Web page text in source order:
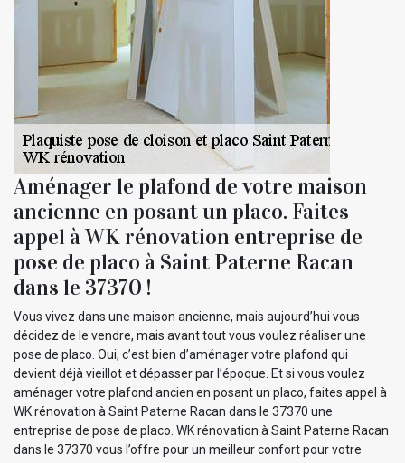
Aménager le plafond de votre maison
ancienne en posant un placo. Faites
appel à WK rénovation entreprise de
pose de placo à Saint Paterne Racan
dans le 37370 !
Vous vivez dans une maison ancienne, mais aujourd’hui vous
décidez de le vendre, mais avant tout vous voulez réaliser une
pose de placo. Oui, c’est bien d’aménager votre plafond qui
devient déjà vieillot et dépasser par l’époque. Et si vous voulez
aménager votre plafond ancien en posant un placo, faites appel à
WK rénovation à Saint Paterne Racan dans le 37370 une
entreprise de pose de placo. WK rénovation à Saint Paterne Racan
dans le 37370 vous l’offre pour un meilleur confort pour votre